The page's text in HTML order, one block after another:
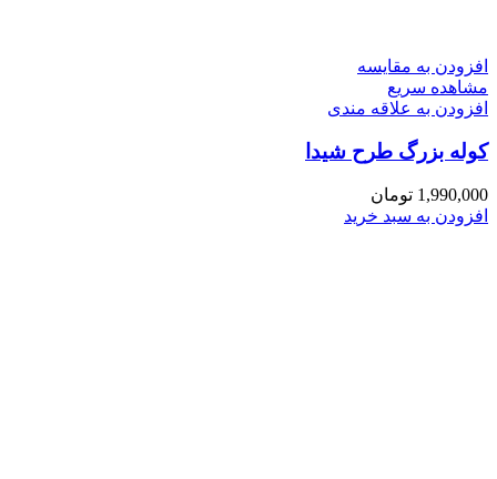
افزودن به مقایسه
مشاهده سریع
افزودن به علاقه مندی
کوله بزرگ طرح شیدا
1,990,000 تومان
افزودن به سبد خرید